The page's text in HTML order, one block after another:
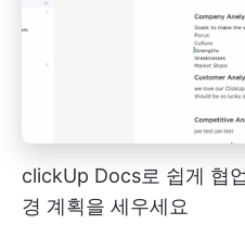
clickUp Docs로 쉽게 협
경 계획을 세우세요